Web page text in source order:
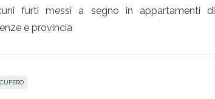
furti messi a segno in appartamenti di
e provincia